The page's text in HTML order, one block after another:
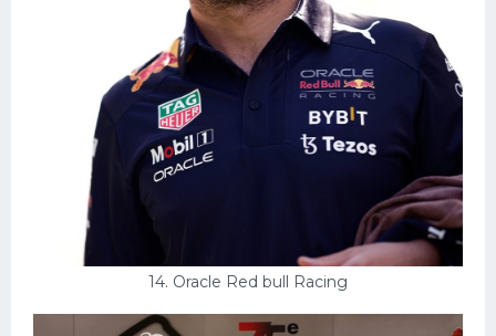
14. Oracle Red bull Racing